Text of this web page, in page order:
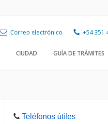
Correo electrónico +54 351
CIUDAD GUÍA DE TRÁMITES
Teléfonos útiles